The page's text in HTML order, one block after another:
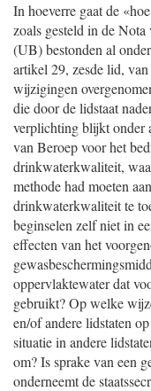
In hoeverre gaat de
zoals gesteld in de
(UB) bestonden al
artikel 29, zesde lid,
wijzigingen
die door de lidstaat
verplichting blijkt onder
van Beroep voor het
drinkwaterkwaliteit,
methode had moeten
drinkwaterkwaliteit te
beginselen zelf niet in
effecten van het
oppervlaktewater dat
gebruikt? Op welke
en/of andere lidstaten
situatie in andere
om? Is sprake van een
onderneemt de